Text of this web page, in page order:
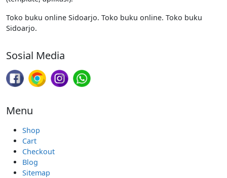
Toko buku online Sidoarjo. Toko buku online. Toko buku
Sidoarjo.
Sosial Media
Menu
Shop
Cart
Checkout
Blog
Sitemap